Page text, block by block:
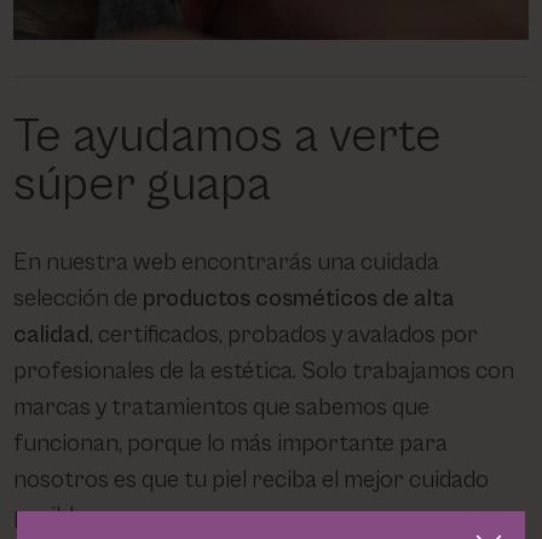
Te ayudamos a verte
súper guapa
En nuestra web encontrarás una cuidada
selección de productos cosméticos de alta
calidad, certificados, probados y avalados por
profesionales de la estética. Solo trabajamos con
marcas y tratamientos que sabemos que
funcionan, porque lo más importante para
nosotros es que tu piel reciba el mejor cuidado
posible.